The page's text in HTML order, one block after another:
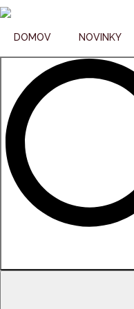
DOMOV NOVINKY
Search